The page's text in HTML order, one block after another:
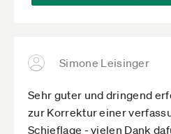
Simone Leisinger
Sehr guter und dringend
zur Korrektur einer
Schieflage - vielen Dank